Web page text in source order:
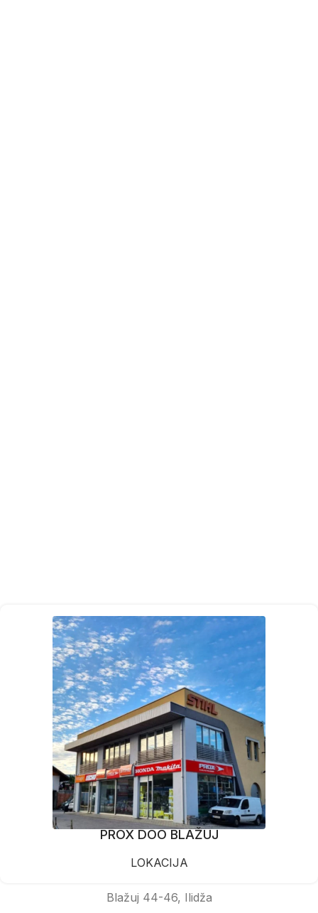
PROX DOO BLAŽUJ
LOKACIJA
Blažuj 44-46, Ilidža